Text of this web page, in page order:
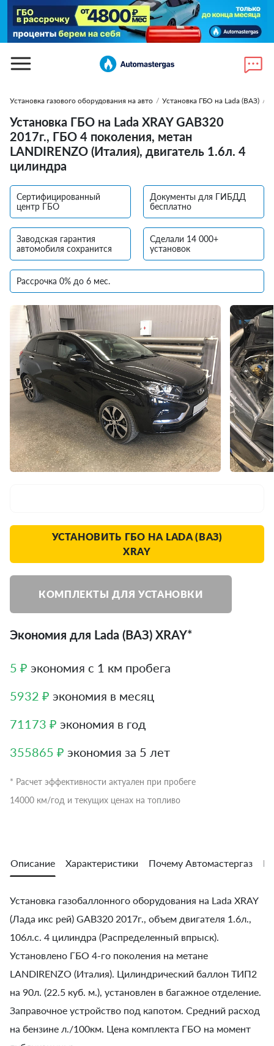
Установка газового оборудования на авто / Установка ГБО на Lada (ВАЗ) /
Установка ГБО на Lada XRAY GАВ320
2017г., ГБО 4 поколения, метан
LANDIRENZO (Италия), двигатель 1.6л. 4
цилиндра
Сертифицированный
центр ГБО
Документы для ГИБДД
бесплатно
Заводская гарантия
автомобиля сохранится
Сделали 14 000+
установок
Рассрочка 0% до 6 мес.
УСТАНОВИТЬ ГБО НА LADA (ВАЗ)
XRAY
КОМПЛЕКТЫ ДЛЯ УСТАНОВКИ
Экономия для Lada (ВАЗ) XRAY*
5 ₽ экономия с 1 км пробега
5932 ₽ экономия в месяц
71173 ₽ экономия в год
355865 ₽ экономия за 5 лет
* Расчет эффективности актуален при пробеге
14000 км/год и текущих ценах на топливо
Описание Характеристики Почему Автомастергаз
Установка газобаллонного оборудования на Lada XRAY
(Лада икс рей) GАВ320 2017г., объем двигателя 1.6л.,
106л.с. 4 цилиндра (Распределенный впрыск).
Установлено ГБО 4-го поколения на метане
LANDIRENZO (Италия). Цилиндрический баллон ТИП2
на 90л. (22.5 куб. м.), установлен в багажное отделение.
Заправочное устройство под капотом. Средний расход
на бензине л./100км. Цена комплекта ГБО на момент